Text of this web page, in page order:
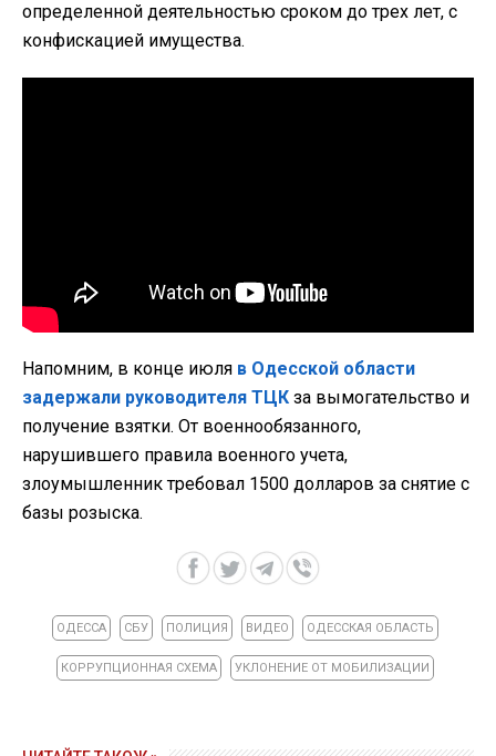
определенной деятельностью сроком до трех лет, с
конфискацией имущества.
Напомним, в конце июля в Одесской области
задержали руководителя ТЦК за вымогательство и
получение взятки. От военнообязанного,
нарушившего правила военного учета,
злоумышленник требовал 1500 долларов за снятие с
базы розыска.
ОДЕССА СБУ ПОЛИЦИЯ ВИДЕО ОДЕССКАЯ ОБЛАСТЬ
КОРРУПЦИОННАЯ СХЕМА УКЛОНЕНИЕ ОТ МОБИЛИЗАЦИИ